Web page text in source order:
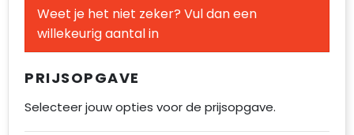
Weet je het niet zeker? Vul dan een
willekeurig aantal in
PRIJSOPGAVE
Selecteer jouw opties voor de prijsopgave.